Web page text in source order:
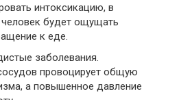
интоксикацию, в
человек будет ощущать
к еде.
заболевания.
провоцирует общую
а повышенное давление